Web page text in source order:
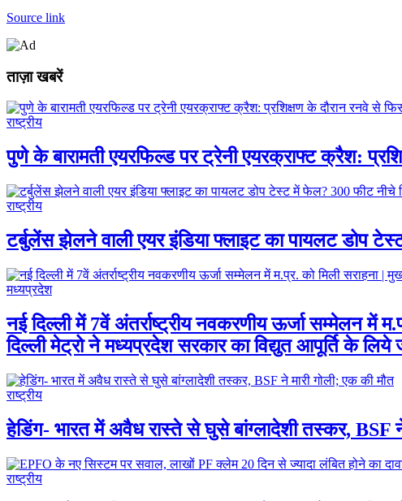
Source link
ताज़ा खबरें
राष्ट्रीय
पुणे के बारामती एयरफिल्ड पर ट्रेनी एयरक्राफ्ट क्रैश:
राष्ट्रीय
टर्बुलेंस झेलने वाली एयर इंडिया फ्लाइट का पायलट डोप
मध्यप्रदेश
नई दिल्ली में 7वें अंतर्राष्ट्रीय नवकरणीय ऊर्जा सम्मेलन में
दिल्ली मेट्रो ने मध्यप्रदेश सरकार का विद्युत आपूर्ति के लिये
राष्ट्रीय
हेडिंग- भारत में अवैध रास्ते से घुसे बांग्लादेशी तस्कर, BSF ने
राष्ट्रीय